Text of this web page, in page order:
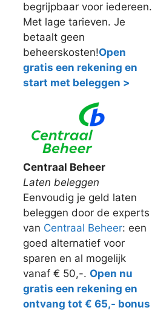
begrijpbaar voor iedereen.
Met lage tarieven. Je
betaalt geen
beheerskosten!Open
gratis een rekening en
start met beleggen >
Centraal Beheer
Laten beleggen
Eenvoudig je geld laten
beleggen door de experts
van Centraal Beheer: een
goed alternatief voor
sparen en al mogelijk
vanaf € 50,-. Open nu
gratis een rekening en
ontvang tot € 65,- bonus